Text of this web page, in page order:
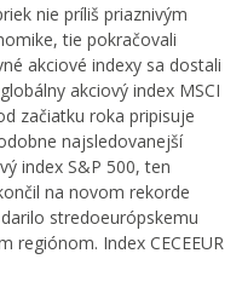
nie príliš priaznivým
tie pokračovali
akciové indexy sa dostali
akciový index MSCI
začiatku roka pripisuje
najsledovanejší
index S&P 500, ten
na novom rekorde
stredoeurópskemu
regiónom. Index CECEEUR